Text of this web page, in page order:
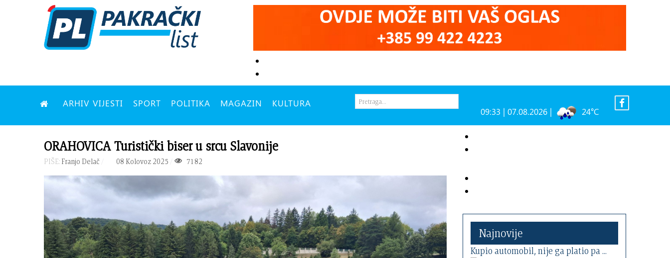
ARHIV VIJESTI SPORT POLITIKA MAGAZIN KULTURA
09:33 | 07.08.2026 | 24°C
ORAHOVICA Turistički biser u srcu Slavonije
PIŠE: Franjo Delač 08 Kolovoz 2025 7182
Najnovije
Kupio automobil, nije ga platio pa ...